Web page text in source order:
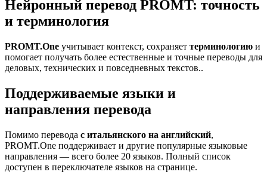
Нейронный перевод PROMT: точность
и терминология
PROMT.One учитывает контекст, сохраняет терминологию и
помогает получать более естественные и точные переводы для
деловых, технических и повседневных текстов..
Поддерживаемые языки и
направления перевода
Помимо перевода с итальянского на английский,
PROMT.One поддерживает и другие популярные языковые
направления — всего более 20 языков. Полный список
доступен в переключателе языков на странице.